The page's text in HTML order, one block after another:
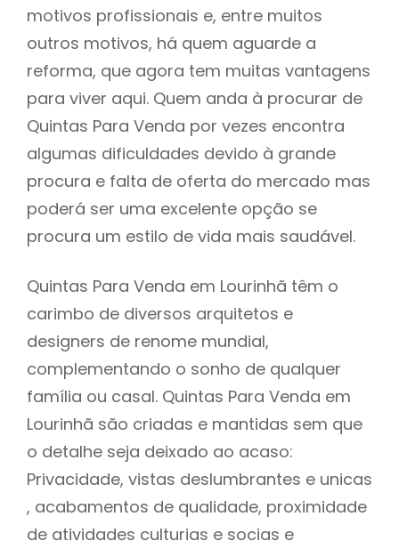
motivos profissionais e, entre muitos
outros motivos, há quem aguarde a
reforma, que agora tem muitas vantagens
para viver aqui. Quem anda à procurar de
Quintas Para Venda por vezes encontra
algumas dificuldades devido à grande
procura e falta de oferta do mercado mas
poderá ser uma excelente opção se
procura um estilo de vida mais saudável.
Quintas Para Venda em Lourinhã têm o
carimbo de diversos arquitetos e
designers de renome mundial,
complementando o sonho de qualquer
família ou casal. Quintas Para Venda em
Lourinhã são criadas e mantidas sem que
o detalhe seja deixado ao acaso:
Privacidade, vistas deslumbrantes e unicas
, acabamentos de qualidade, proximidade
de atividades culturias e socias e